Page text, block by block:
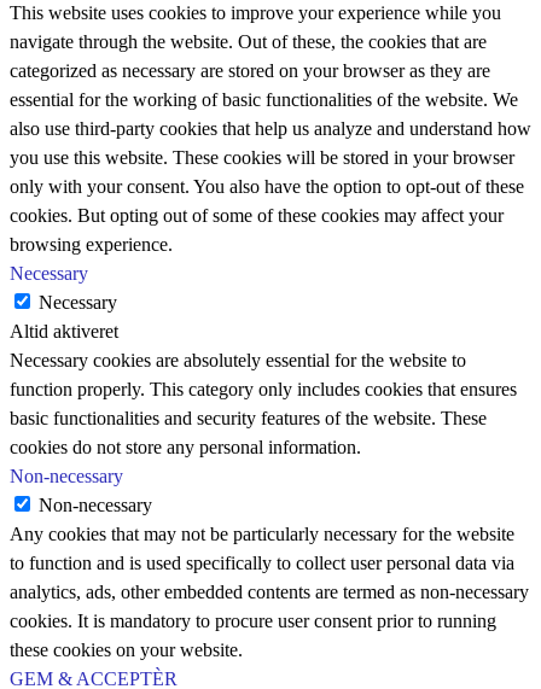
This website uses cookies to improve your experience while you
navigate through the website. Out of these, the cookies that are
categorized as necessary are stored on your browser as they are
essential for the working of basic functionalities of the website. We
also use third-party cookies that help us analyze and understand how
you use this website. These cookies will be stored in your browser
only with your consent. You also have the option to opt-out of these
cookies. But opting out of some of these cookies may affect your
browsing experience.
Necessary
Necessary
Altid aktiveret
Necessary cookies are absolutely essential for the website to
function properly. This category only includes cookies that ensures
basic functionalities and security features of the website. These
cookies do not store any personal information.
Non-necessary
Non-necessary
Any cookies that may not be particularly necessary for the website
to function and is used specifically to collect user personal data via
analytics, ads, other embedded contents are termed as non-necessary
cookies. It is mandatory to procure user consent prior to running
these cookies on your website.
GEM & ACCEPTÈR